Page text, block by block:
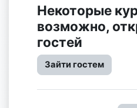
Некоторые
возможно,
гостей
Зайти гостем